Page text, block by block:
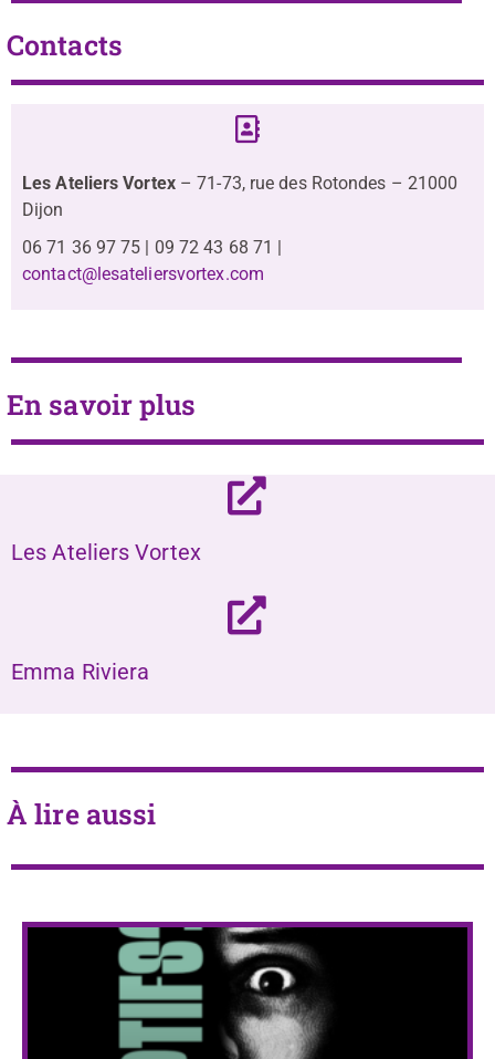
Contacts
Les Ateliers Vortex– 71-73, rue des Rotondes – 21000
Dijon
06 71 36 97 75 | 09 72 43 68 71 |
contact@lesateliersvortex.com
En savoir plus
Les Ateliers Vortex
Emma Riviera
À lire aussi